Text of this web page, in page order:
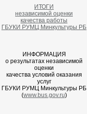
ИТОГИ
независимой оценки
качества работы
ГБУКИ РУМЦ Минкультуры РБ
ИНФОРМАЦИЯ
о результатах независимой
оценки
качества условий оказания
услуг
ГБУКИ РУМЦ Минкультуры РБ
(www.bus.gov.ru)